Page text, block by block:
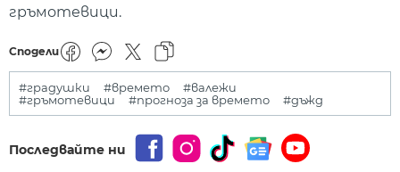
гръмотевици.
Сподели
#градушки #времето
#валежи
#гръмотевици
#прогноза за времето #дъжд
Последвайте ни